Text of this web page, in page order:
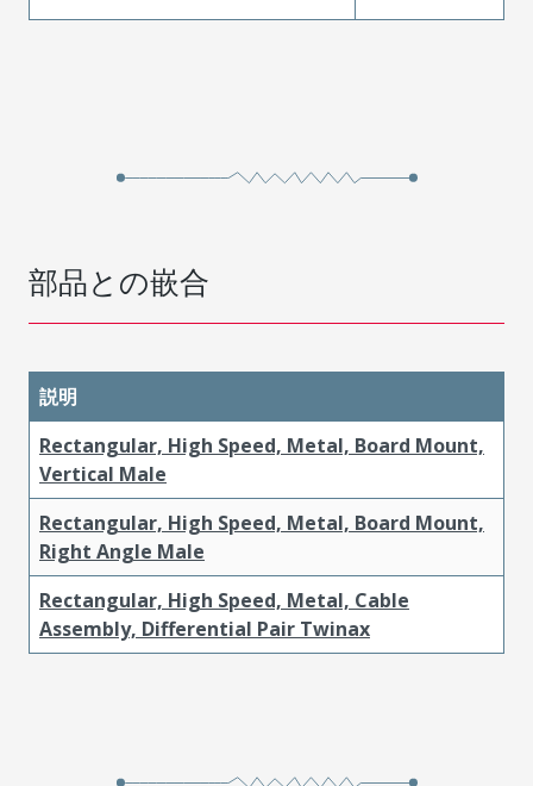
部品との嵌合
説明
Rectangular, High Speed, Metal, Board Mount,
Vertical Male
Rectangular, High Speed, Metal, Board Mount,
Right Angle Male
Rectangular, High Speed, Metal, Cable
Assembly, Differential Pair Twinax